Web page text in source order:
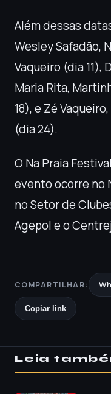
Além dessas
Wesley Safadão,
Vaqueiro (dia 11),
Maria Rita,
18), e Zé
(dia 24).
O Na Praia
evento ocorre no
no Setor de
Agepol e o
COMPARTILHAR:
Copiar link
Leia